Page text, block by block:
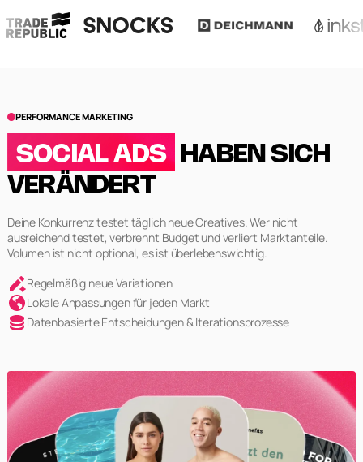
PERFORMANCE MARKETING
SOCIAL ADS
HABEN SICH
VERÄNDERT
Deine Konkurrenz testet täglich neue Creatives. Wer nicht
ausreichend testet, verbrennt Budget und verliert Marktanteile.
Volumen ist nicht optional, es ist überlebenswichtig.
Regelmäßig neue Variationen
Lokale Anpassungen für jeden Markt
Datenbasierte Entscheidungen & Iterationsprozesse